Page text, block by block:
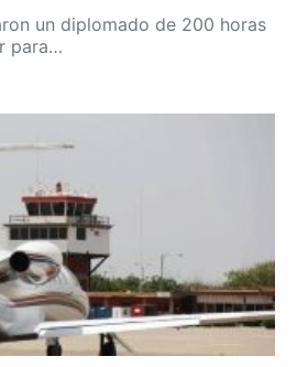
un diplomado de 200 horas
para…